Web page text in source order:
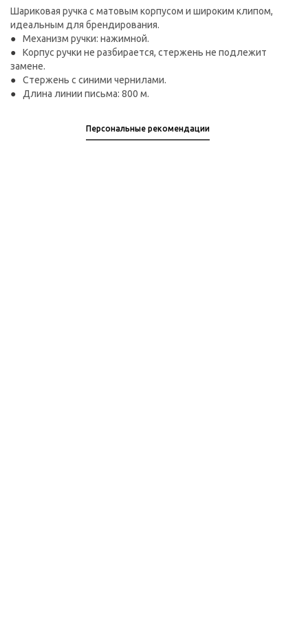
Шариковая ручка с матовым корпусом и широким клипом,
идеальным для брендирования.
Механизм ручки: нажимной.
Корпус ручки не разбирается, стержень не подлежит
замене.
Стержень с синими чернилами.
Длина линии письма: 800 м.
Персональные рекомендации